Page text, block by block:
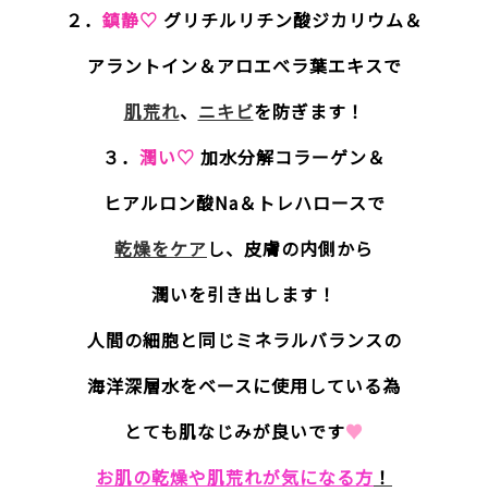
２． 鎮静♡ グリチルリチン酸ジカリウム＆
アラントイン＆アロエべラ葉エキスで
肌荒れ、 ニキビを防ぎます！
３． 潤い♡ 加水分解コラーゲン＆
ヒアルロン酸Na＆トレハロースで
乾燥をケアし、皮膚の内側から
潤いを引き出します！
人間の細胞と同じミネラルバランスの
海洋深層水をベースに使用している為
とても肌なじみが良いです♥
お肌の乾燥や肌荒れが気になる方 ！